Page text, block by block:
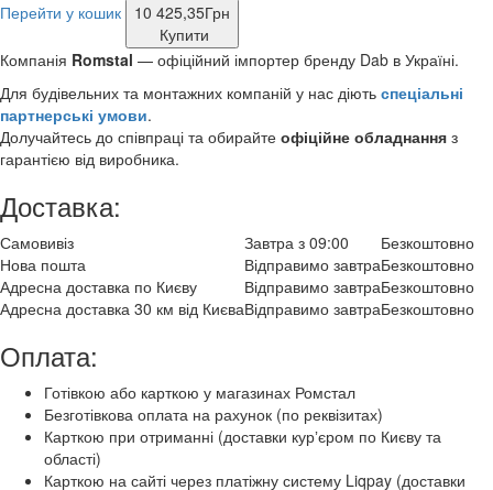
Перейти у кошик
10 425,35Грн
Купити
Компанія Romstal — офіційний імпортер бренду Dab в Україні.
Для будівельних та монтажних компаній у нас діють спеціальні
партнерські умови.
Долучайтесь до співпраці та обирайте офіційне обладнання з
гарантією від виробника.
Доставка:
Самовивіз Завтра з 09:00
Безкоштовно
Нова пошта
Відправимо завтраБезкоштовно
Адресна доставка по Києву
Відправимо завтраБезкоштовно
Адресна доставка 30 км від КиєваВідправимо завтраБезкоштовно
Оплата:
Готівкою або карткою у магазинах Ромстал
Безготівкова оплата на рахунок (по реквізитах)
Карткою при отриманні (доставки курʼєром по Києву та
області)
Карткою на сайті через платіжну систему Liqpay (доставки